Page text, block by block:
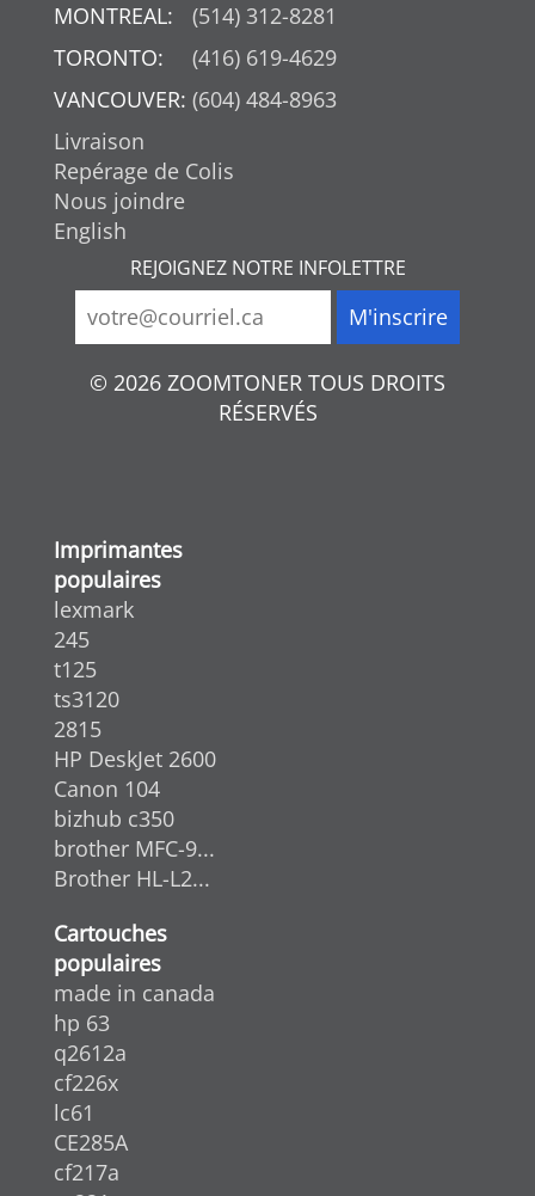
MONTREAL:
(514) 312-8281
TORONTO:
(416) 619-4629
VANCOUVER: (604) 484-8963
Livraison
Repérage de Colis
Nous joindre
English
REJOIGNEZ NOTRE INFOLETTRE
© 2026 ZOOMTONER TOUS DROITS
RÉSERVÉS
Imprimantes
populaires
lexmark
245
t125
ts3120
2815
HP DeskJet 2600
Canon 104
bizhub c350
brother MFC-9...
Brother HL-L2...
Cartouches
populaires
made in canada
hp 63
q2612a
cf226x
lc61
CE285A
cf217a